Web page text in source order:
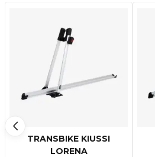
TRANSBIKE KIUSSI
LORENA